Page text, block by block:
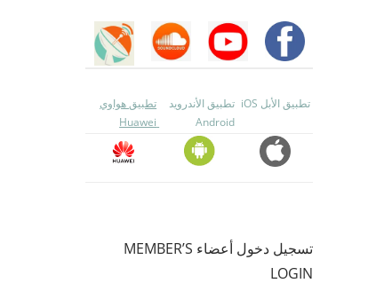
تطبيق الأبل iOS
تطبيق الأندرويد
Android
تطبيق هواوي
تسجيل دخول أعضاء MEMBER’S
LOGIN